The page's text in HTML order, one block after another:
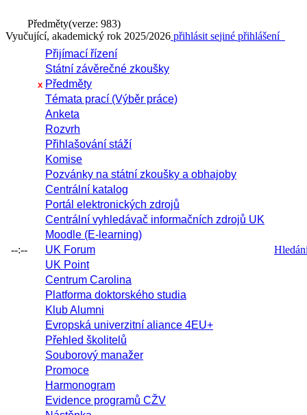
Předměty(verze: 983)
Vyučující, akademický rok 2025/2026 přihlásit sejiné přihlášení
--:--
Přijímací řízení
Státní závěrečné zkoušky
x Předměty
Témata prací (Výběr práce)
Anketa
Rozvrh
Přihlašování stáží
Komise
Pozvánky na státní zkoušky a obhajoby
Centrální katalog
Portál elektronických zdrojů
Centrální vyhledávač informačních zdrojů UK
Moodle (E-learning)
UK Forum
UK Point
Centrum Carolina
Platforma doktorského studia
Klub Alumni
Evropská univerzitní aliance 4EU+
Přehled školitelů
Souborový manažer
Promoce
Harmonogram
Evidence programů CŽV